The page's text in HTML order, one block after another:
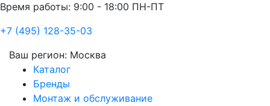
Время работы: 9:00 - 18:00 ПН-ПТ
+7 (495) 128-35-03
Ваш регион: Москва
Каталог
Бренды
Монтаж и обслуживание